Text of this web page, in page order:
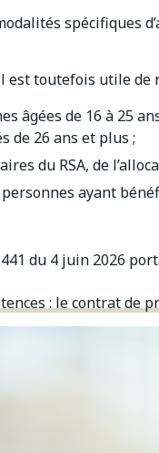
spécifiques
est toutefois utile
âgées de 16 à 25
de 26 ans et plus ;
du RSA, de
personnes ayant
du 4 juin 2026
: le contrat de